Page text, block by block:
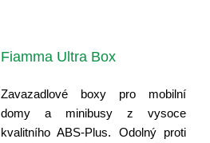
Fiamma Ultra Box
Zavazadlové boxy pro mobilní
domy a minibusy z vysoce
kvalitního ABS-Plus. Odolný proti